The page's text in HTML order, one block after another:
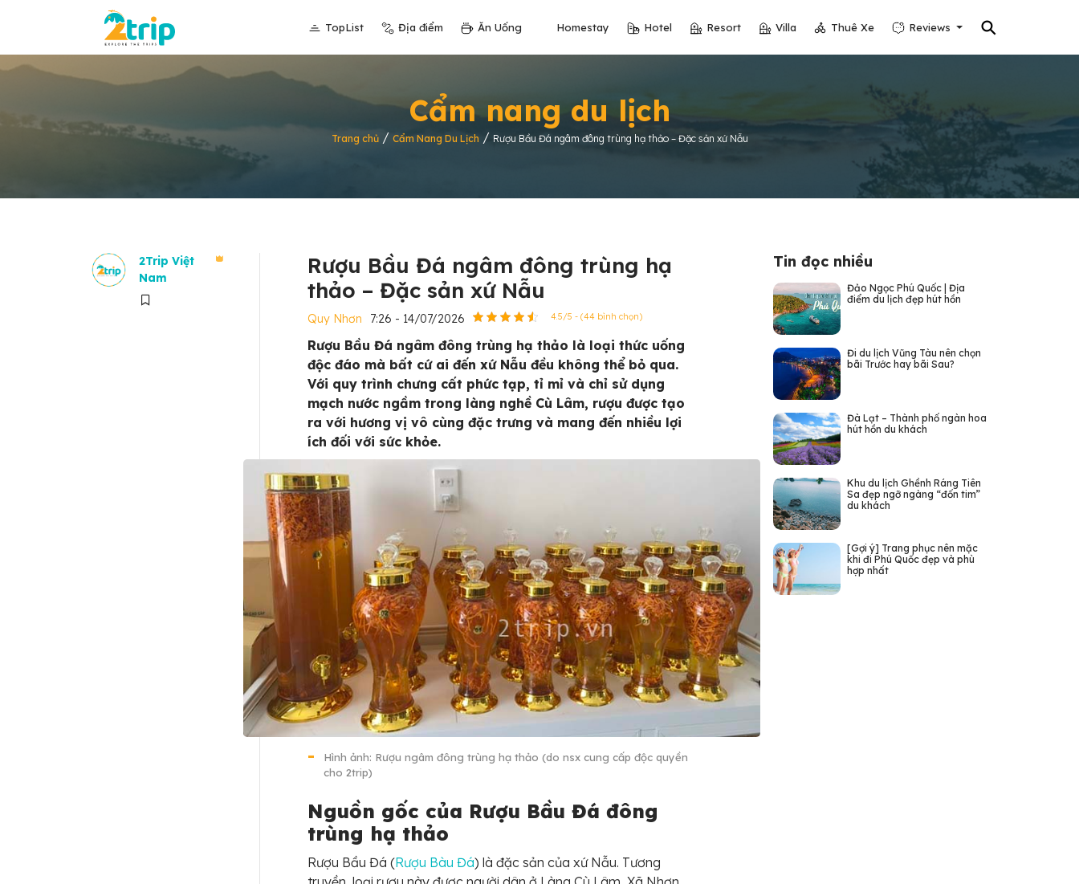
⚲
TopList Địa điểm Ăn Uống Homestay Hotel Resort Villa Thuê Xe Reviews
Cẩm nang du lịch
Trang chủ/ Cẩm Nang Du Lịch / Rượu Bầu Đá ngâm đông trùng hạ thảo – Đặc sản xứ Nẫu
2Trip Việt
Nam
Rượu Bầu Đá ngâm đông trùng hạ
thảo – Đặc sản xứ Nẫu
Quy Nhơn 7:26 - 14/07/2026 4.5/5 - (44 bình chọn)
Rượu Bầu Đá ngâm đông trùng hạ thảo là loại thức uống
độc đáo mà bất cứ ai đến xứ Nẫu đều không thể bỏ qua.
Với quy trình chưng cất phức tạp, tỉ mỉ và chỉ sử dụng
mạch nước ngầm trong làng nghề Cù Lâm, rượu được tạo
ra với hương vị vô cùng đặc trưng và mang đến nhiều lợi
ích đối với sức khỏe.
Hình ảnh: Rượu ngâm đông trùng hạ thảo (do nsx cung cấp độc quyền
cho 2trip)
Nguồn gốc của Rượu Bầu Đá đông
trùng hạ thảo
Rượu Bầu Đá (Rượu Bàu Đá) là đặc sản của xứ Nẫu. Tương
Tin đọc nhiều
Đảo Ngọc Phú Quốc | Địa
điểm du lịch đẹp hút hồn
Đi du lịch Vũng Tàu nên chọn
bãi Trước hay bãi Sau?
Đà Lạt – Thành phố ngàn hoa
hút hồn du khách
Khu du lịch Ghềnh Ráng Tiên
Sa đẹp ngỡ ngàng “đốn tim”
du khách
[Gợi ý] Trang phục nên mặc
khi đi Phú Quốc đẹp và phù
hợp nhất